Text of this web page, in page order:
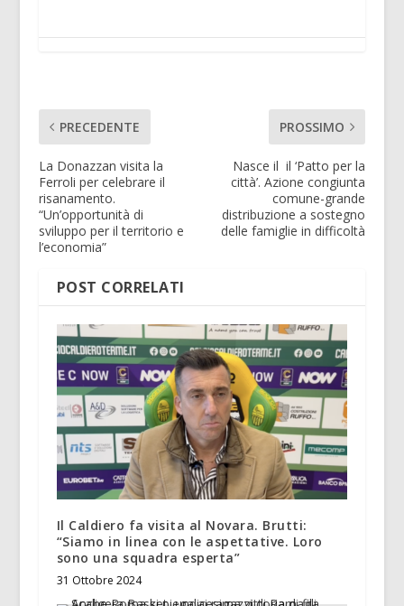
PRECEDENTE
La Donazzan visita la
Ferroli per celebrare il
risanamento.
“Un’opportunità di
sviluppo per il territorio e
l’economia”
PROSSIMO
Nasce il il ‘Patto per la
città’. Azione congiunta
comune-grande
distribuzione a sostegno
delle famiglie in difficoltà
POST CORRELATI
Il Caldiero fa visita al Novara. Brutti:
“Siamo in linea con le aspettative. Loro
sono una squadra esperta”
31 Ottobre 2024